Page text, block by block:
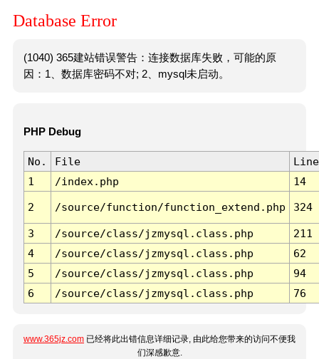
Database Error
(1040) 365建站错误警告：连接数据库失败，可能的原
因：1、数据库密码不对; 2、mysql未启动。
PHP Debug
No. File
Line
1
/index.php 14
2 /source/function/function_extend.php 324
3 /source/class/jzmysql.class.php
211
4
/source/class/jzmysql.class.php
62
5
/source/class/jzmysql.class.php
94
6
/source/class/jzmysql.class.php 76
www.365jz.com 已经将此出错信息详细记录, 由此给您带来的访问不便我
们深感歉意.